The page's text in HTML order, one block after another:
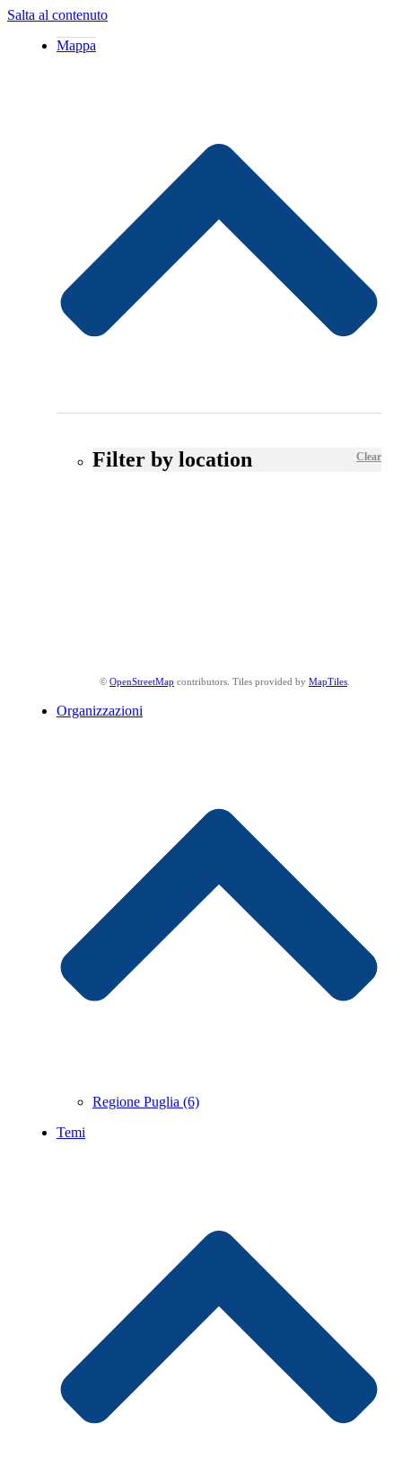
Salta al contenuto
Mappa
Filter by location Clear
© OpenStreetMap contributors. Tiles provided by MapTiles
Organizzazioni
Regione Puglia (6)
Temi